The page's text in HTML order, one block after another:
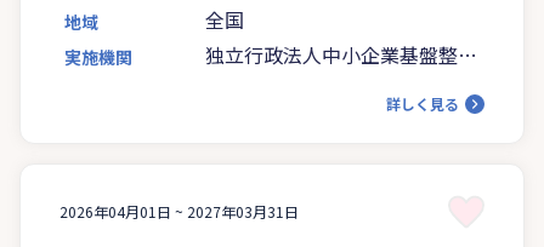
地域 全国
実施機関
独立行政法人中小企業基盤整備
詳しく見る
2026年04月01日 ~ 2027年03月31日